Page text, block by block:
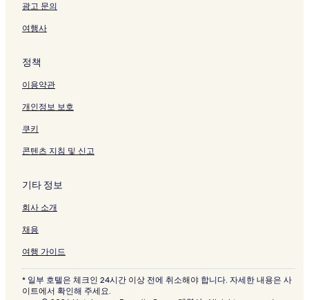
광고 문의
여행사
정책
이용약관
개인정보 보호
쿠키
콘텐츠 지침 및 신고
기타 정보
회사 소개
채용
여행 가이드
* 일부 호텔은 체크인 24시간 이상 전에 취소해야 합니다. 자세한 내용은 사
이트에서 확인해 주세요.